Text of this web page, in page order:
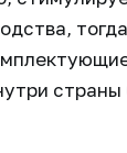
страны